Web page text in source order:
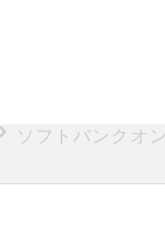
ソフトバンクオ